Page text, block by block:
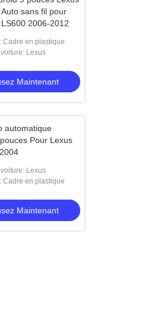
sans fil pour
2006-2012
Cadre en plastique
Lexus
Maintenant
automatique
Pour Lexus
Lexus
Cadre en plastique
Maintenant